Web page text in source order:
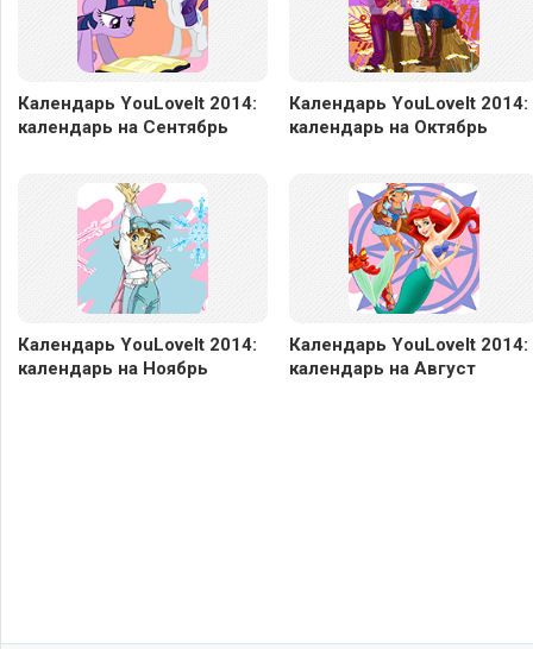
Календарь YouLoveIt 2014:
календарь на Сентябрь
Календарь YouLoveIt 2014:
календарь на Октябрь
Календарь YouLoveIt 2014:
календарь на Ноябрь
Календарь YouLoveIt 2014:
календарь на Август